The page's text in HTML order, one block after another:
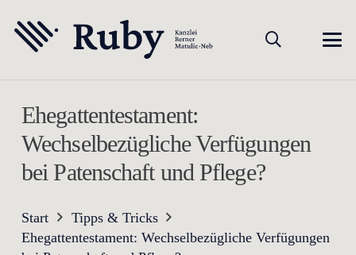
Ehegattentestament:
Wechselbezügliche Verfügungen
bei Patenschaft und Pflege?
Start
Tipps & Tricks
Ehegattentestament: Wechselbezügliche Verfügungen